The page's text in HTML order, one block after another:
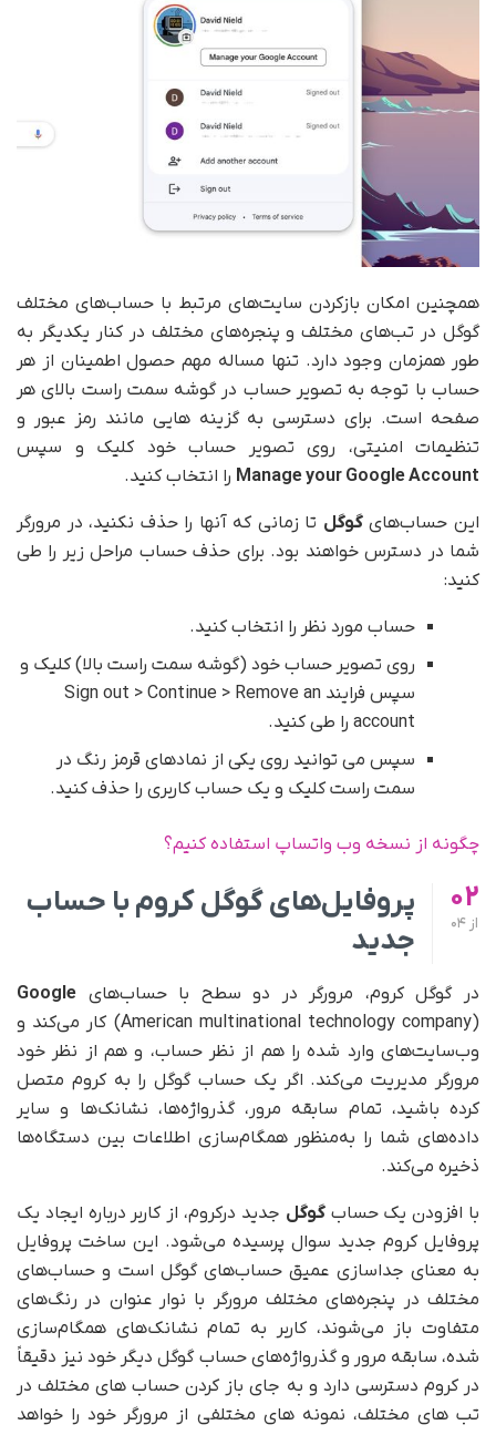
همچنین امکان بازکردن سایت‌های مرتبط با حساب‌های مختلف
گوگل در تب‌های مختلف و پنجره‌های مختلف در کنار یکدیگر به
طور همزمان وجود دارد. تنها مساله مهم حصول اطمینان از هر
حساب با توجه به تصویر حساب در گوشه سمت راست بالای هر
صفحه است. برای دسترسی به گزینه هایی مانند رمز عبور و
تنظیمات امنیتی، روی تصویر حساب خود کلیک و سپس
Manage your Google Account را انتخاب کنید.
این حساب‌هایگوگل تا زمانی که آنها را حذف نکنید، در مرورگر
شما در دسترس خواهند بود. برای حذف حساب مراحل زیر را طی
کنید:
حساب مورد نظر را انتخاب کنید.
روی تصویر حساب خود (گوشه سمت راست بالا) کلیک و
سپس فرایند Sign out > Continue > Remove an
account را طی کنید.
سپس می توانید روی یکی از نمادهای قرمز رنگ در
سمت راست کلیک و یک حساب کاربری را حذف کنید.
چگونه از نسخه وب واتساپ استفاده کنیم؟
02
از
پروفایل‌های گوگل کروم با حساب
جدید
در گوگل کروم، مرورگر در دو سطح با حساب‌های Google
(American multinational technology company) کار می‌کند و
وب‌سایت‌های وارد شده را هم از نظر حساب، و هم از نظر خود
مرورگر مدیریت می‌کند. اگر یک حساب گوگل را به کروم متصل
کرده باشید، تمام سابقه مرور، گذرواژه‌ها، نشانک‌ها و سایر
داده‌های شما را به‌منظور همگام‌سازی اطلاعات بین دستگاه‌ها
ذخیره می‌کند.
با افزودن یک حسابگوگل جدید درکروم، از کاربر درباره ایجاد یک
پروفایل کروم جدید سوال پرسیده می‌شود. این ساخت پروفایل
به معنای جداسازی عمیق حساب‌های گوگل است و حساب‌های
مختلف در پنجره‌های مختلف مرورگر با نوار عنوان در رنگ‌های
متفاوت باز می‌شوند، کاربر به تمام نشانک‌های همگام‌سازی
شده، سابقه مرور و گذرواژه‌های حساب گوگل دیگر خود نیز دقیقاً
در کروم دسترسی دارد و به جای باز کردن حساب های مختلف در
تب های مختلف، نمونه های مختلفی از مرورگر خود را خواهد